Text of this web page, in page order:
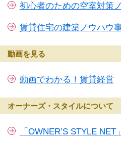
初心者のための空室対策
賃貸住宅の建築ノウハウ
動画を見る
動画でわかる！賃貸経営
オーナーズ・スタイルについて
「OWNER’S STYLE